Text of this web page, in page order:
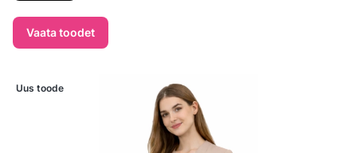
Vaata toodet
Uus toode